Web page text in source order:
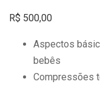
R$ 500,00
Aspectos
bebês
Compressões